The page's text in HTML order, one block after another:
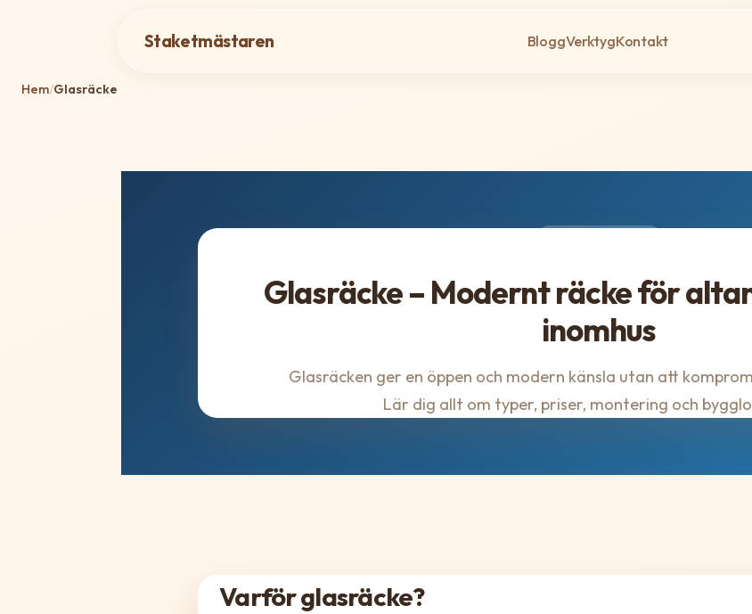
Staketmästaren BloggVerktygKontakt
Hem/Glasräcke
Glasräcke – Modernt räcke för
inomhus
Glasräcken ger en öppen och modern känsla utan att
Lär dig allt om typer, priser, montering och
Varför glasräcke?